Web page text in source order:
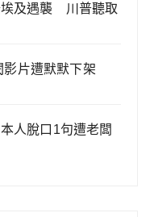
埃及遇襲 川普聽取
影片遭默默下架
人脫口1句遭老闆